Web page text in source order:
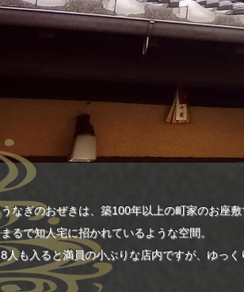
うなぎのおぜきは、築100年以上の町家のお座
まるで知人宅に招かれているような空間。
8人も入ると満員の小ぶりな店内ですが、ゆっく